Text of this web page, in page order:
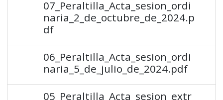
07_Peraltilla_Acta_sesion_ordi
naria_2_de_octubre_de_2024.p
df
06_Peraltilla_Acta_sesion_ordi
naria_5_de_julio_de_2024.pdf
05_Peraltilla_Acta_sesion_extr